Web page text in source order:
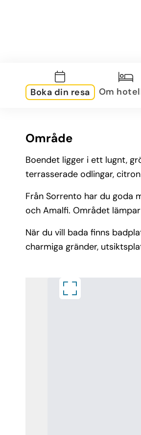
Boka din resa Om
Område
Boendet ligger i ett lugnt,
terrasserade odlingar,
Från Sorrento har du goda
och Amalfi. Området
När du vill bada finns
charmiga gränder,